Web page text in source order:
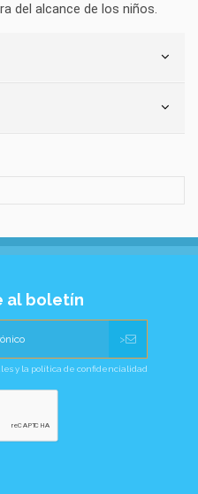
del alcance de los niños.
al boletín
>
y la política de confidencialidad